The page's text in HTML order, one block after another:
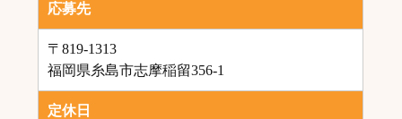
応募先
〒819-1313
福岡県糸島市志摩稲留356-1
定休日